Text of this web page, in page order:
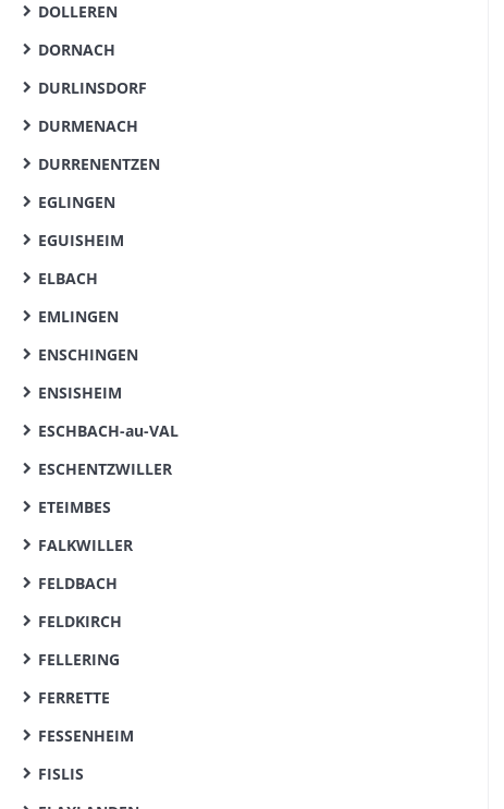
DOLLEREN
DORNACH
DURLINSDORF
DURMENACH
DURRENENTZEN
EGLINGEN
EGUISHEIM
ELBACH
EMLINGEN
ENSCHINGEN
ENSISHEIM
ESCHBACH-au-VAL
ESCHENTZWILLER
ETEIMBES
FALKWILLER
FELDBACH
FELDKIRCH
FELLERING
FERRETTE
FESSENHEIM
FISLIS